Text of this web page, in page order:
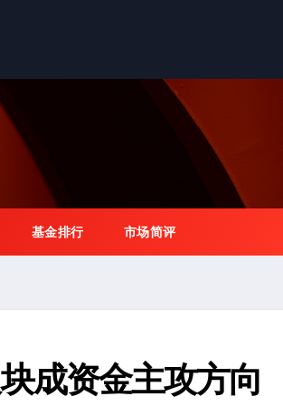
基金排行 市场简评
成资金主攻方向